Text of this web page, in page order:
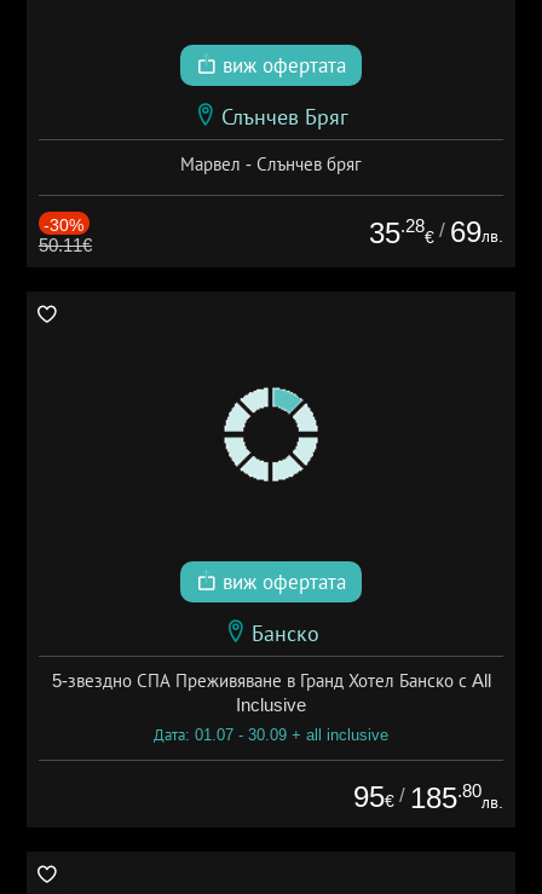
виж офертата
Слънчев Бряг
Марвел - Слънчев бряг
-30%
50.11€ 35.28
€ / 69лв.
виж офертата
Банско
5-звездно СПА Преживяване в Гранд Хотел Банско с All
Inclusive
Дата: 01.07 - 30.09 + all inclusive
95€ / 185.80
лв.